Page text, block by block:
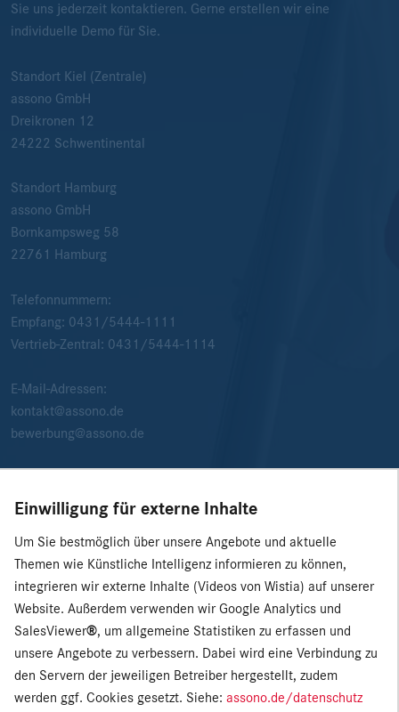
Sie uns jederzeit kontaktieren. Gerne erstellen wir eine
individuelle Demo für Sie.
Standort Kiel (Zentrale)
assono GmbH
Dreikronen 12
24222 Schwentinental
Standort Hamburg
assono GmbH
Bornkampsweg 58
22761
Hamburg
Telefonnummern:
Empfang: 0431/5444-1111
Vertrieb-Zentral: 0431/5444-1114
E-Mail-Adressen:
kontakt@assono.de
bewerbung@assono.de
Einwilligung für externe Inhalte
Um Sie bestmöglich über unsere Angebote und aktuelle
Themen wie Künstliche Intelligenz informieren zu können,
integrieren wir externe Inhalte (Videos von Wistia) auf unserer
Website. Außerdem verwenden wir Google Analytics und
SalesViewer®, um allgemeine Statistiken zu erfassen und
unsere Angebote zu verbessern. Dabei wird eine Verbindung zu
den Servern der jeweiligen Betreiber hergestellt, zudem
werden ggf. Cookies gesetzt. Siehe: assono.de/datenschutz